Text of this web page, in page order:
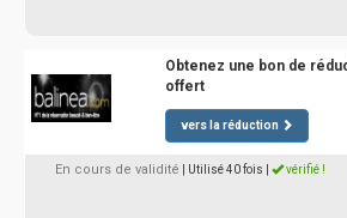
Obtenez une bon de
offert
vers la réduction
En cours de validité | Utilisé 40 fois vérifié !